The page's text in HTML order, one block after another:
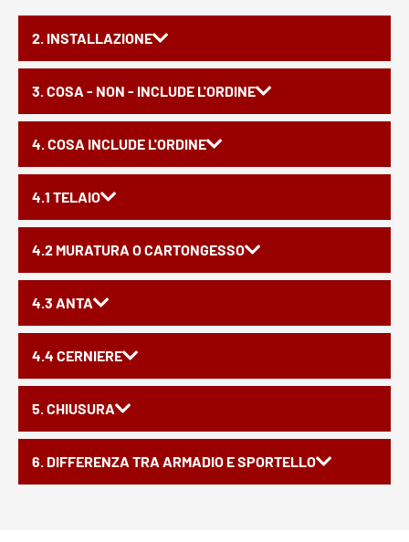
2. INSTALLAZIONE
3. COSA - NON - INCLUDE L'ORDINE
4. COSA INCLUDE L'ORDINE
4.1 TELAIO
4.2 MURATURA O CARTONGESSO
4.3 ANTA
4.4 CERNIERE
5. CHIUSURA
6. DIFFERENZA TRA ARMADIO E SPORTELLO